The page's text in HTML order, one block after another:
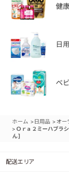
ホーム > 日用品 > オー
> Ｏｒａ２ミーハブラ
ん]
配送エリア